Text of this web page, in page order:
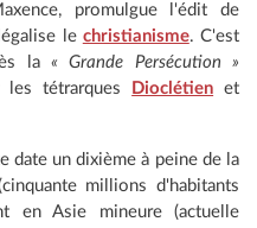
promulgue l'édit de
le christianisme. C'est
la « Grande Persécution »
tétrarques
Dioclétien et
date un dixième à peine de la
millions d'habitants
en Asie mineure (actuelle